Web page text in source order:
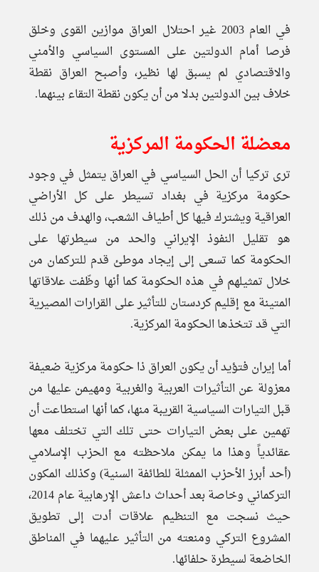
في العام 2003 غير احتلال العراق موازين القوى وخلق
فرصا أمام الدولتين على المستوى السياسي والأمني
والاقتصادي لم يسبق لها نظير، وأصبح العراق نقطة
خلاف بين الدولتين بدلا من أن يكون نقطة التقاء بينهما.
معضلة الحكومة المركزية
ترى تركيا أن الحل السياسي في العراق يتمثل في وجود
حكومة مركزية في بغداد تسيطر على كل الأراضي
العراقية ويشترك فيها كل أطياف الشعب، والهدف من ذلك
هو تقليل النفوذ الإيراني والحد من سيطرتها على
الحكومة كما تسعى إلى إيجاد موطئ قدم للتركمان من
خلال تمثيلهم في هذه الحكومة كما أنها وظّفت علاقاتها
المتينة مع إقليم كردستان للتأثير على القرارات المصيرية
التي قد تتخذها الحكومة المركزية.
أما إيران فتؤيد أن يكون العراق ذا حكومة مركزية ضعيفة
معزولة عن التأثيرات العربية والغربية ومهيمن عليها من
قبل التيارات السياسية القريبة منها، كما أنها استطاعت أن
تهمين على بعض التيارات حتى تلك التي تختلف معها
عقائدياً وهذا ما يمكن ملاحظته مع الحزب الإسلامي
(أحد أبرز الأحزب الممثلة للطائفة السنية) وكذلك المكون
التركماني وخاصة بعد أحداث داعش الإرهابية عام 2014،
حيث نسجت مع التنظيم علاقات أدت إلى تطويق
المشروع التركي ومنعته من التأثير عليهما في المناطق
الخاضعة لسيطرة حلفائها.